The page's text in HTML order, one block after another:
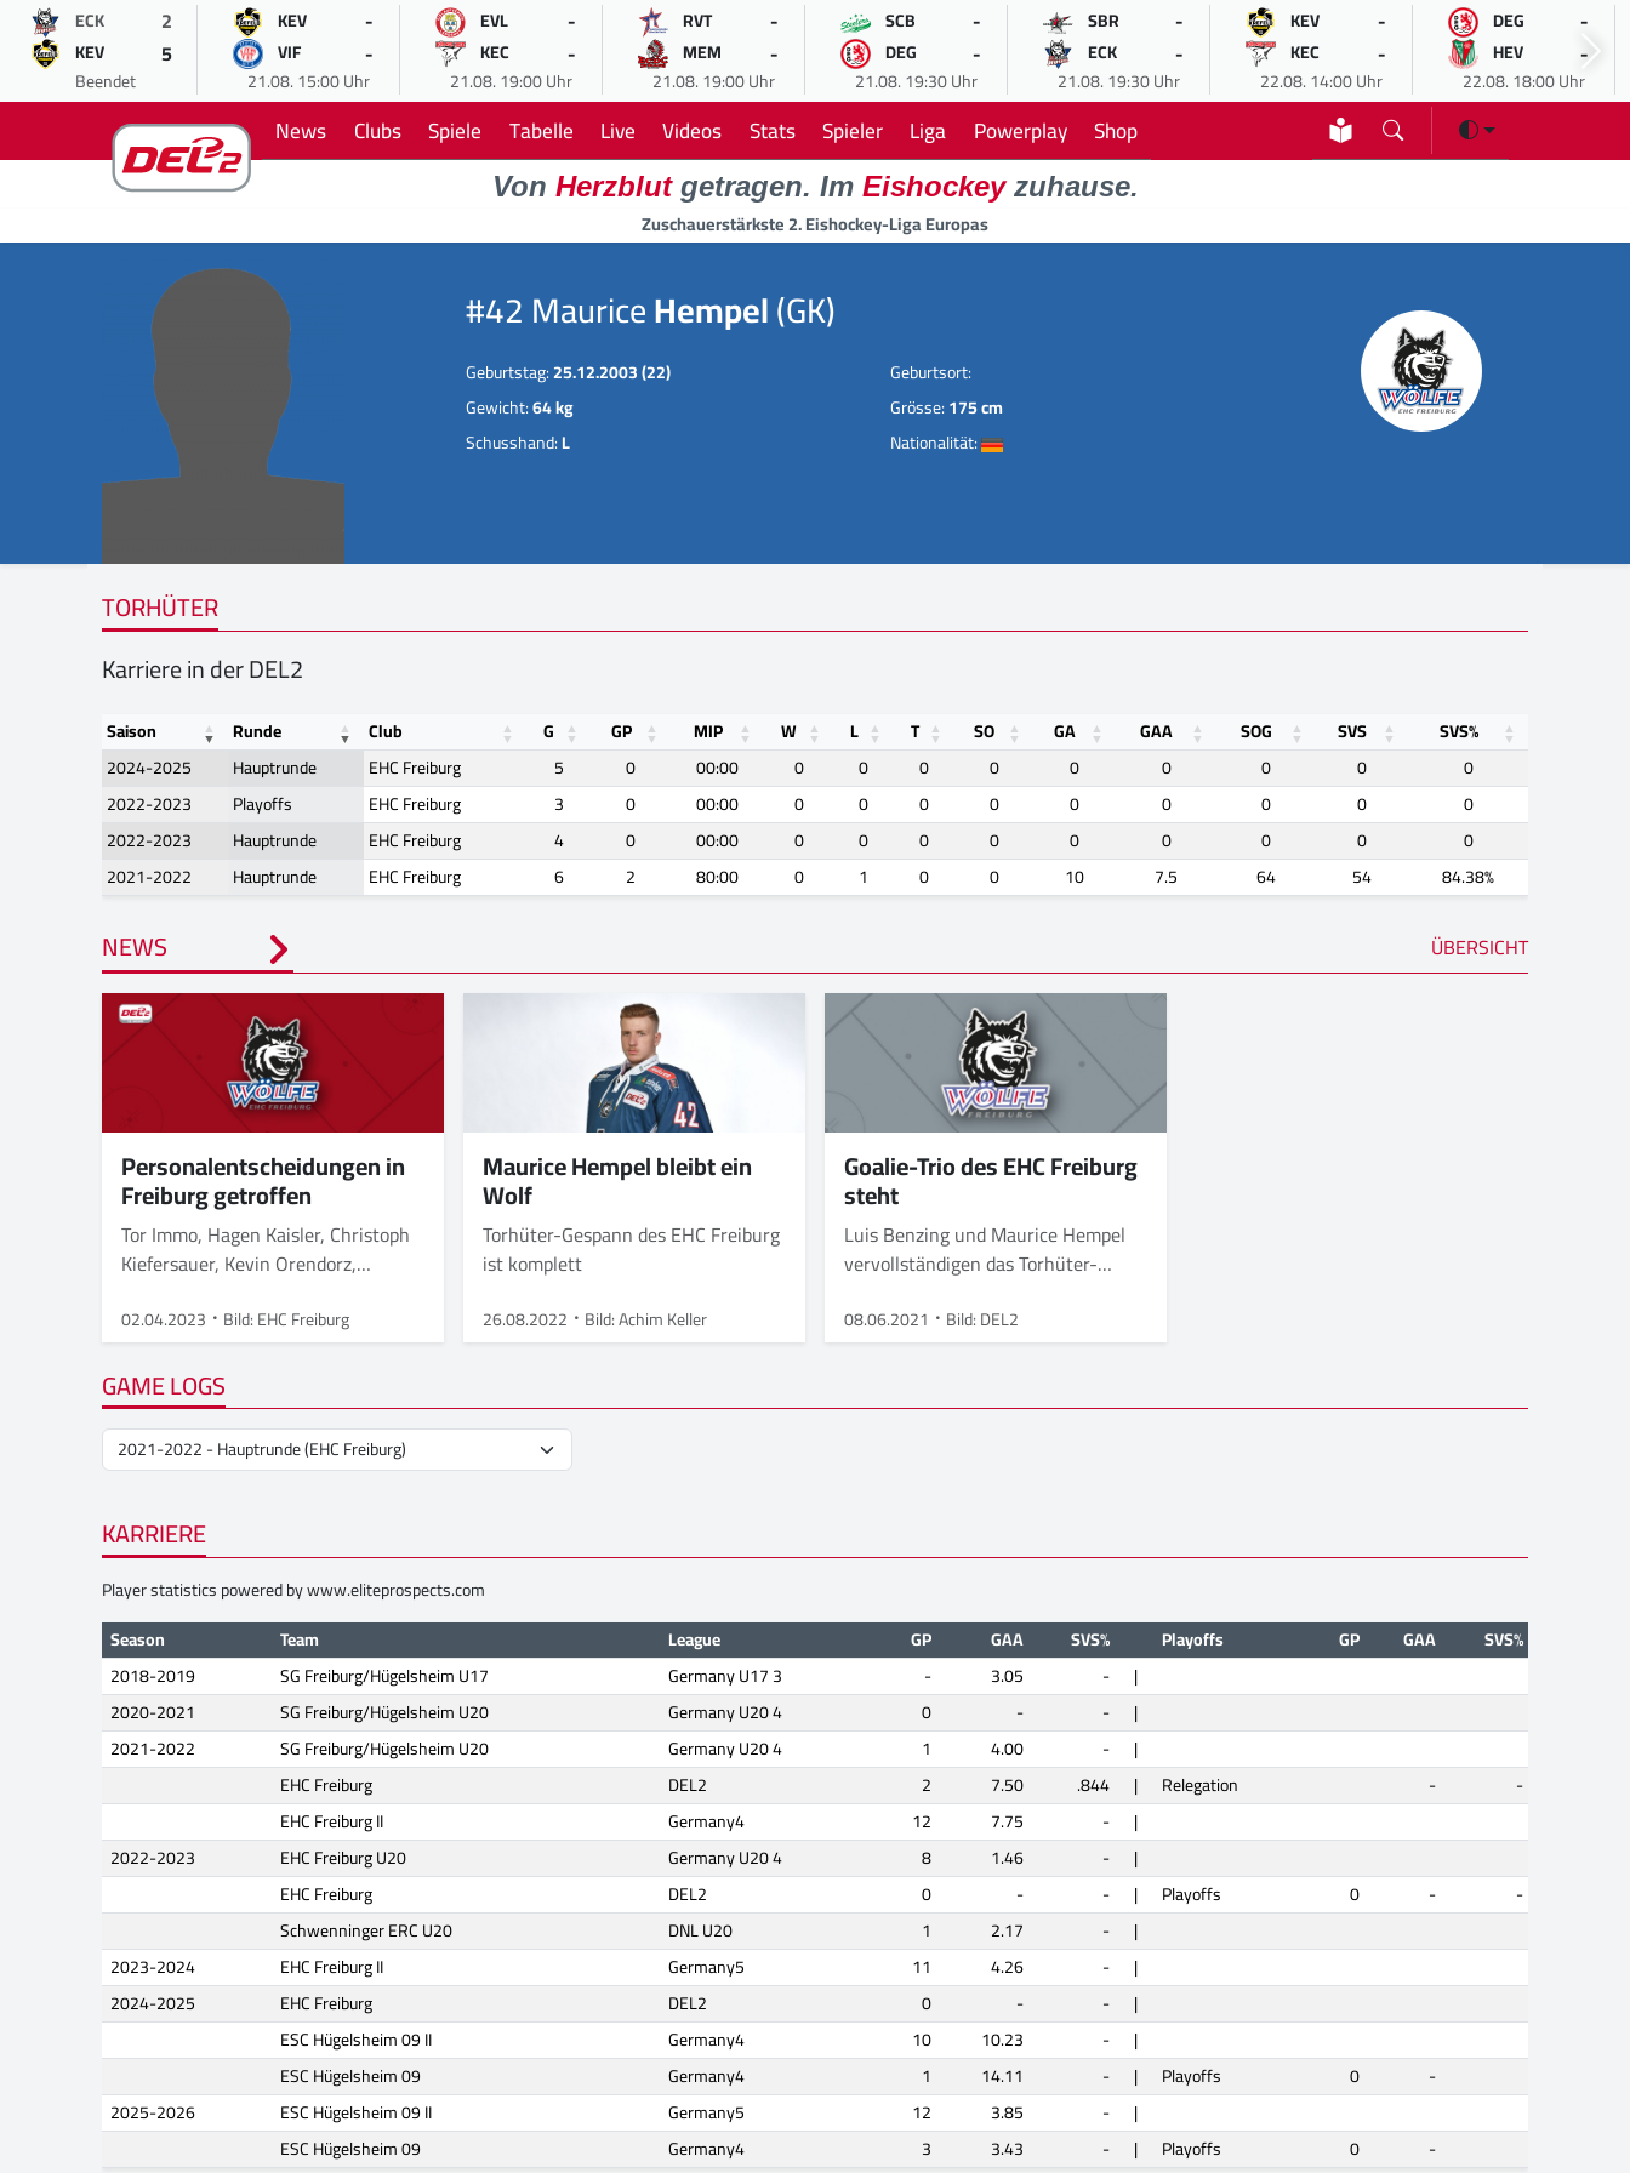
ECK 2
KEV 5
Beendet
KEV -
VIF -
21.08. 15:00 Uhr
EVL -
KEC -
21.08. 19:00 Uhr
RVT -
MEM -
21.08. 19:00 Uhr
SCB -
DEG -
21.08. 19:30 Uhr
SBR -
ECK -
21.08. 19:30 Uhr
KEV -
KEC -
22.08. 14:00 Uhr
DEG -
HEV -
22.08. 18:00 Uhr
News Clubs Spiele Tabelle Live Videos Stats Spieler Liga Powerplay Shop
Von Herzblutgetragen. Im Eishockeyzuhause.
Zuschauerstärkste 2. Eishockey-Liga Europas
#42 MauriceHempel(GK)
Geburtstag:25.12.2003 (22)
Geburtsort:
Gewicht:64 kg Grösse:175 cm
Schusshand:L Nationalität:
TORHÜTER
Karriere in der DEL2
Saison Runde Club G GP MIP W L T SO GA GAA SOG SVS
SVS%
2024-2025
Hauptrunde EHC Freiburg 5 0 00:00 0 0 0 0 0 0 0 0
0
2022-2023
Playoffs EHC Freiburg 3 0 00:00 0 0 0 0 0 0 0 0
0
2022-2023
Hauptrunde EHC Freiburg 4 0 00:00 0 0 0 0 0 0 0 0
0
2021-2022
Hauptrunde EHC Freiburg 6 2 80:00 0 1 0 0 10 7.5 64 54 84.38%
NEWS ÜBERSICHT
Personalentscheidungen in
Freiburg getroffen
Tor Immo, Hagen Kaisler, Christoph
Kiefersauer, Kevin Orendorz,
Campagna und Maurice Hempel
nicht weiter im Wölfe-Kader
02.04.2023 Bild: EHC Freiburg
Maurice Hempel bleibt ein
Wolf
Torhüter-Gespann des EHC Freiburg
ist komplett
26.08.2022 Bild: Achim Keller
Goalie-Trio des EHC Freiburg
steht
Luis Benzing und Maurice Hempel
vervollständigen das Torhüter-
08.06.2021 Bild: DEL2
GAME LOGS
KARRIERE
Player statistics powered bywww.eliteprospects.com
Season
Team League GP GAA SVS% Playoffs GP GAA
SVS%
2018-2019
SG Freiburg/Hügelsheim U17 Germany U17 3 - 3.05 -
|
2020-2021
SG Freiburg/Hügelsheim U20 Germany U20 4 0 - -
|
2021-2022
SG Freiburg/Hügelsheim U20 Germany U20 4 1 4.00 -
|
EHC Freiburg
DEL2 2 7.50 .844 | Relegation -
-
EHC Freiburg II
Germany4 12 7.75 -
|
2022-2023
EHC Freiburg U20 Germany U20 4 8 1.46 -
|
EHC Freiburg
DEL2 0 - - | Playoffs 0 -
-
Schwenninger ERC U20
DNL U20 1 2.17 -
|
2023-2024
EHC Freiburg II Germany5 11 4.26 -
|
2024-2025
EHC Freiburg DEL2 0 - -
|
ESC Hügelsheim 09 II
Germany4 10 10.23 -
|
ESC Hügelsheim 09
Germany4 1 14.11 - | Playoffs 0
-
2025-2026
ESC Hügelsheim 09 II Germany5 12 3.85 -
|
ESC Hügelsheim 09
Germany4 3 3.43 - | Playoffs 0 -